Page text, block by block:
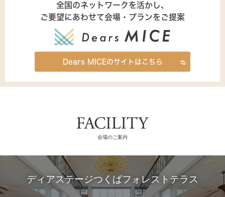
全国のネットワークを活かし、
ご要望にあわせて会場・プランをご提案
Dears MICEのサイトはこちら
会場のご案内